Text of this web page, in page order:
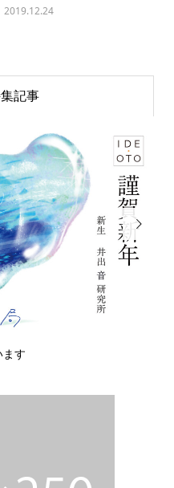
2019.12.24
記事
ます
